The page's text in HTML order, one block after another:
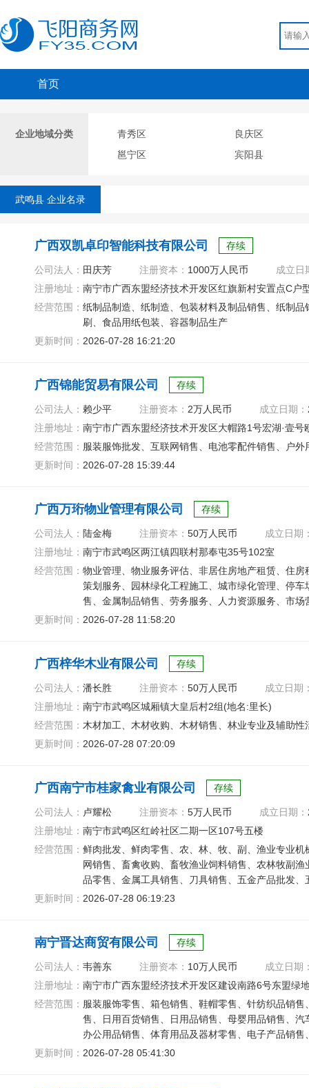
首页
企业地域分类 青秀区
良庆区
邕宁区
宾阳县
武鸣县 企业名录
广西双凯卓印智能科技有限公司 存续
公司法人： 田庆芳 注册资本： 1000万人民币
成立日
注册地址： 南宁市广西东盟经济技术开发区红旗新村安置点C户
经营范围： 纸制品制造、纸制造、包装材料及制品销售、纸制
刷、食品用纸包装、容器制品生产
更新时间： 2026-07-28 16:21:20
广西锦能贸易有限公司 存续
公司法人： 赖少平 注册资本： 2万人民币 成立日期：
注册地址： 南宁市广西东盟经济技术开发区大帽路1号宏湖·壹
经营范围： 服装服饰批发、互联网销售、电池零配件销售、户
更新时间： 2026-07-28 15:39:44
广西万珩物业管理有限公司 存续
公司法人： 陆金梅 注册资本： 50万人民币
成立日期
注册地址： 南宁市武鸣区两江镇四联村那奉屯35号102室
经营范围： 物业管理、物业服务评估、非居住房地产租赁、住
策划服务、园林绿化工程施工、城市绿化管理、停
售、金属制品销售、劳务服务、人力资源服务、市
更新时间： 2026-07-28 11:58:20
广西梓华木业有限公司 存续
公司法人： 潘长胜 注册资本： 50万人民币
成立日期
注册地址： 南宁市武鸣区城厢镇大皇后村2组(地名:里长)
经营范围： 木材加工、木材收购、木材销售、林业专业及辅助性
更新时间： 2026-07-28 07:20:09
广西南宁市桂家禽业有限公司 存续
公司法人： 卢耀松 注册资本： 5万人民币 成立日期：
注册地址： 南宁市武鸣区红岭社区二期一区107号五楼
经营范围： 鲜肉批发、鲜肉零售、农、林、牧、副、渔业专业
网销售、畜禽收购、畜牧渔业饲料销售、农林牧副
品零售、金属工具销售、刀具销售、五金产品批发
更新时间： 2026-07-28 06:19:23
南宁晋达商贸有限公司 存续
公司法人： 韦善东 注册资本： 10万人民币
成立日期
注册地址： 南宁市广西东盟经济技术开发区建设南路6号东盟绿
经营范围： 服装服饰零售、箱包销售、鞋帽零售、针纺织品销
售、日用百货销售、日用品销售、母婴用品销售、
办公用品销售、体育用品及器材零售、电子产品销
卫生洁具销售
更新时间： 2026-07-28 05:41:30